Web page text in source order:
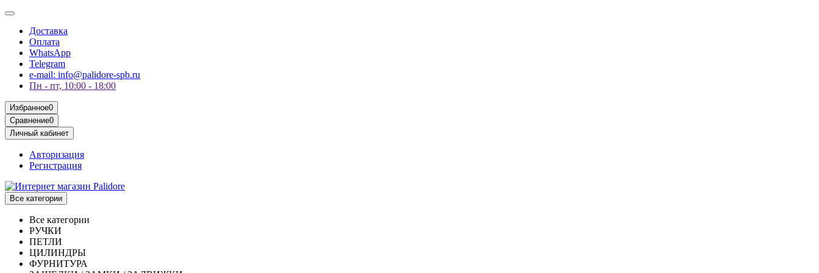
Доставка
Оплата
WhatsApp
Telegram
e-mail: info@palidore-spb.ru
Пн - пт, 10:00 - 18:00
Избранное0
Сравнение0
Личный кабинет
Авторизация
Регистрация
Все категории
Все категории
РУЧКИ
ПЕТЛИ
ЦИЛИНДРЫ
ФУРНИТУРА